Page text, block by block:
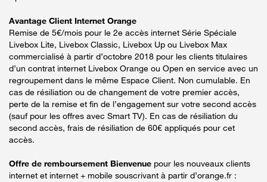
Avantage Client Internet Orange
Remise de 5€/mois pour le 2e accès internet Série Spéciale
Livebox Lite, Livebox Classic, Livebox Up ou Livebox Max
commercialisé à partir d’octobre 2018 pour les clients titulaires
d’un contrat internet Livebox Orange ou Open en service avec un
regroupement dans le même Espace Client. Non cumulable. En
cas de résiliation ou de changement de votre premier accès,
perte de la remise et fin de l’engagement sur votre second accès
(sauf pour les offres avec Smart TV). En cas de résiliation du
second accès, frais de résiliation de 60€ appliqués pour cet
accès.
Offre de remboursement Bienvenue pour les nouveaux clients
internet et internet + mobile souscrivant à partir d’orange.fr :